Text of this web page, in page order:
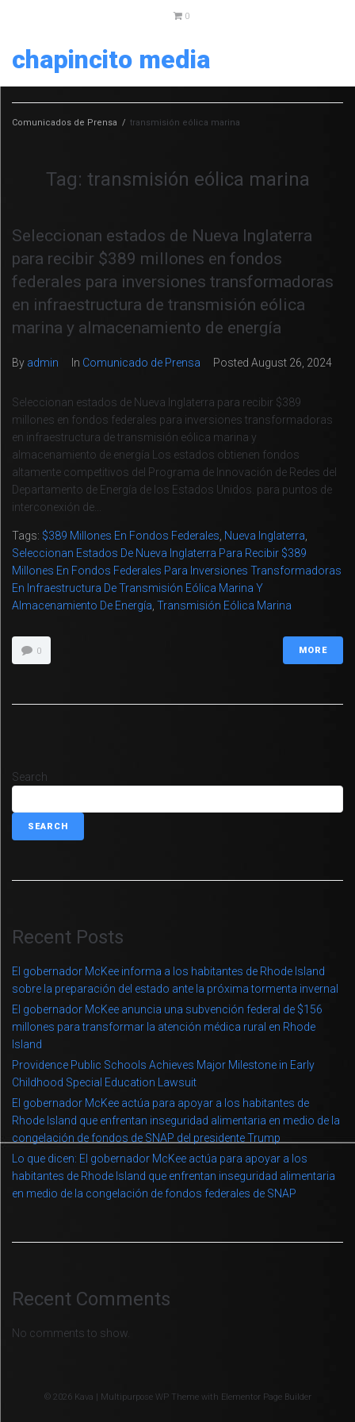
0
chapincito media
Comunicados de Prensa / transmisión eólica marina
Tag: transmisión eólica marina
Seleccionan estados de Nueva Inglaterra
para recibir $389 millones en fondos
federales para inversiones transformadoras
en infraestructura de transmisión eólica
marina y almacenamiento de energía
By admin In Comunicado de Prensa Posted August 26, 2024
Seleccionan estados de Nueva Inglaterra para recibir $389
millones en fondos federales para inversiones transformadoras
en infraestructura de transmisión eólica marina y
almacenamiento de energía Los estados obtienen fondos
altamente competitivos del Programa de Innovación de Redes del
Departamento de Energía de los Estados Unidos. para puntos de
interconexión de...
Tags: $389 Millones En Fondos Federales Nueva Inglaterra
Seleccionan Estados De Nueva Inglaterra Para Recibir $389
Millones En Fondos Federales Para Inversiones Transformadoras
En Infraestructura De Transmisión Eólica Marina Y
Almacenamiento De Energía Transmisión Eólica Marina
0 MORE
Search
SEARCH
Recent Posts
El gobernador McKee informa a los habitantes de Rhode Island
sobre la preparación del estado ante la próxima tormenta invernal
El gobernador McKee anuncia una subvención federal de $156
millones para transformar la atención médica rural en Rhode
Island
Providence Public Schools Achieves Major Milestone in Early
Childhood Special Education Lawsuit
El gobernador McKee actúa para apoyar a los habitantes de
Rhode Island que enfrentan inseguridad alimentaria en medio de la
congelación de fondos de SNAP del presidente Trump
Lo que dicen: El gobernador McKee actúa para apoyar a los
habitantes de Rhode Island que enfrentan inseguridad alimentaria
en medio de la congelación de fondos federales de SNAP
Recent Comments
No comments to show.
© 2026 Kava | Multipurpose WP Theme with Elementor Page Builder